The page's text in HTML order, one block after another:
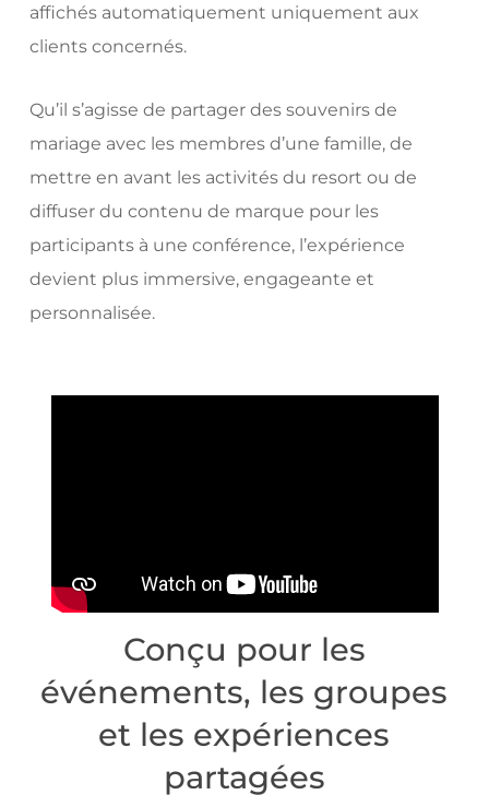
affichés automatiquement uniquement aux
clients concernés.
Qu’il s’agisse de partager des souvenirs de
mariage avec les membres d’une famille, de
mettre en avant les activités du resort ou de
diffuser du contenu de marque pour les
participants à une conférence, l’expérience
devient plus immersive, engageante et
personnalisée.
Conçu pour les
événements, les groupes
et les expériences
partagées